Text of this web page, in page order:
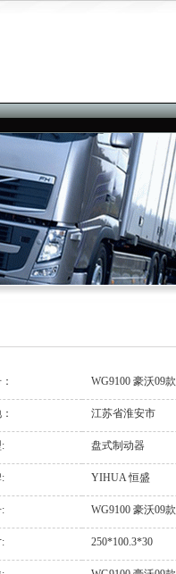
WG9100 豪沃09款
江苏省淮安市
盘式制动器
YIHUA 恒盛
WG9100 豪沃09款
250*100.3*30